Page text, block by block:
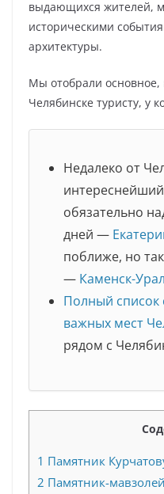
выдающихся жителей,
историческими
архитектуры.
Мы отобрали основное,
Челябинске туристу, у
Недалеко от
обязательно
дней —
поближе, но
— Каменск-
Полный список
важных мест
рядом с
1 Памятник
2 Памятник-